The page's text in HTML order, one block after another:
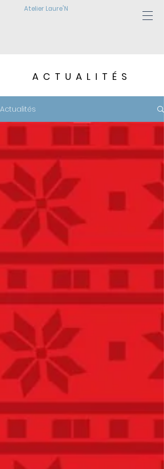
Atelier Laure'N
ACTUALITÉS
Actualités